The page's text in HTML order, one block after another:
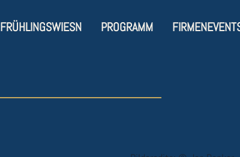
FRÜHLINGSWIESN PROGRAMM